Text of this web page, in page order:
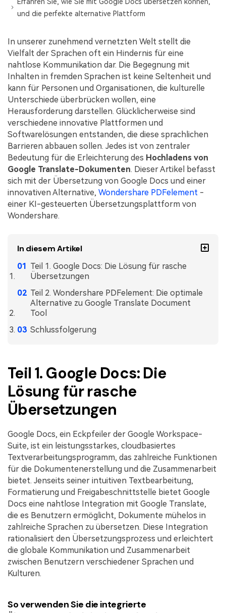
PDF OCR
PDF freigeben
eSign PDFs rechtmäßig Neu
Branchen
IT-Dienstleistung
Rechtliches
Gesundheitswesen
Finanzen
Veröffentlichung
Alle PDF-Funktionen
Kontakt zum Support
Benutzerhandbuch
PDFelement für Windows
PDFelement für Mac
PDFelement für iOS
PDFelement für Android
Mehr erfahren
Bewertungen
Sehen Sie, was unsere Nutzer sagen.
Kostenlose PDF-Vorlagen
Bearbeiten, Drucken und Anpassen von kostenlosen Vorlagen.
Laden Sie die leistungsstärksten und einfachsten PDF-Tools
und die perfekte alternative Plattform
In unserer zunehmend vernetzten Welt stellt die
Vielfalt der Sprachen oft ein Hindernis für eine
nahtlose Kommunikation dar. Die Begegnung mit
Inhalten in fremden Sprachen ist keine Seltenheit und
kann für Personen und Organisationen, die kulturelle
Unterschiede überbrücken wollen, eine
Herausforderung darstellen. Glücklicherweise sind
verschiedene innovative Plattformen und
Softwarelösungen entstanden, die diese sprachlichen
Barrieren abbauen sollen. Jedes ist von zentraler
Bedeutung für die Erleichterung des Hochladens von
Google Translate-Dokumenten. Dieser Artikel befasst
sich mit der Übersetzung von Google Docs und einer
innovativen Alternative, Wondershare PDFelement -
einer KI-gesteuerten Übersetzungsplattform von
Wondershare.
In diesem Artikel
Teil 1. Google Docs: Die Lösung für rasche
Übersetzungen
Teil 2. Wondershare PDFelement: Die optimale
Alternative zu Google Translate Document
Tool
Schlussfolgerung
Teil 1. Google Docs: Die
Lösung für rasche
Übersetzungen
Google Docs, ein Eckpfeiler der Google Workspace-
Suite, ist ein leistungsstarkes, cloudbasiertes
Textverarbeitungsprogramm, das zahlreiche Funktionen
für die Dokumentenerstellung und die Zusammenarbeit
bietet. Jenseits seiner intuitiven Textbearbeitung,
Formatierung und Freigabeschnittstelle bietet Google
Docs eine nahtlose Integration mit Google Translate,
die es Benutzern ermöglicht, Dokumente mühelos in
zahlreiche Sprachen zu übersetzen. Diese Integration
rationalisiert den Übersetzungsprozess und erleichtert
die globale Kommunikation und Zusammenarbeit
zwischen Benutzern verschiedener Sprachen und
Kulturen.
So verwenden Sie die integrierte